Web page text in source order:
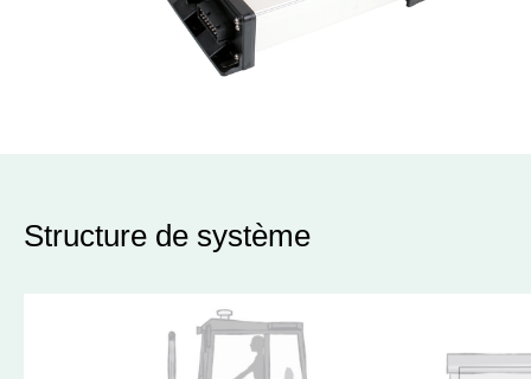
Structure de système